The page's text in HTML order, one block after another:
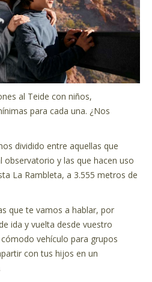
al Teide con niños,
para cada una. ¿Nos
dividido entre aquellas que
observatorio y las que hacen uso
La Rambleta, a 3.555 metros de
que te vamos a hablar, por
ida y vuelta desde vuestro
vehículo para grupos
con tus hijos en un